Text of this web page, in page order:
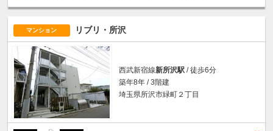
マンション リブリ・所沢
西武新宿線新所沢駅 / 徒歩6分
築年8年 / 3階建
埼玉県所沢市緑町２丁目